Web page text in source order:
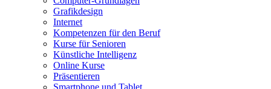
Grafikdesign
Internet
Kompetenzen für den Beruf
Kurse für Senioren
Künstliche Intelligenz
Online Kurse
Präsentieren